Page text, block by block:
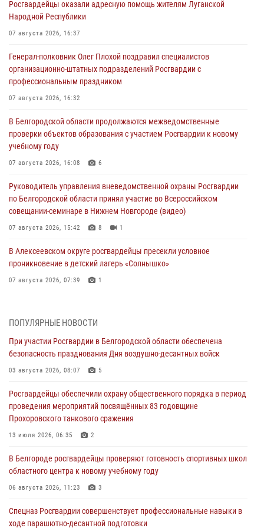
Росгвардейцы оказали адресную помощь жителям Луганской
Народной Республики
07 августа 2026, 16:37
Генерал-полковник Олег Плохой поздравил специалистов
организационно-штатных подразделений Росгвардии с
профессиональным праздником
07 августа 2026, 16:32
В Белгородской области продолжаются межведомственные
проверки объектов образования с участием Росгвардии к новому
учебному году
07 августа 2026, 16:08 6
Руководитель управления вневедомственной охраны Росгвардии
по Белгородской области принял участие во Всероссийском
совещании-семинаре в Нижнем Новгороде (видео)
07 августа 2026, 15:42 8 1
В Алексеевском округе росгвардейцы пресекли условное
проникновение в детский лагерь «Солнышко»
07 августа 2026, 07:39 1
Подвиги героев‑росгвардейцев увековечили в новой музейной
экспозиции белгородского музея‑диорамы «Курская битва.
06 августа 2026, 12:05 3
В Белгороде росгвардейцы проверяют готовность спортивных школ
областного центра к новому учебному году
Росгвардия обеспечила общественную безопасность празднования
83-й годовщины освобождения г. Белгорода от немецко -
06 августа 2026, 06:54 3
ПОПУЛЯРНЫЕ НОВОСТИ
При участии Росгвардии в Белгородской области обеспечена
безопасность празднования Дня воздушно-десантных войск
03 августа 2026, 08:07 5
Росгвардейцы обеспечили охрану общественного порядка в период
проведения мероприятий посвящённых 83 годовщине
Прохоровского танкового сражения
13 июля 2026, 06:35 2
В Белгороде росгвардейцы проверяют готовность спортивных школ
областного центра к новому учебному году
06 августа 2026, 11:23 3
Спецназ Росгвардии совершенствует профессиональные навыки в
ходе парашютно-десантной подготовки